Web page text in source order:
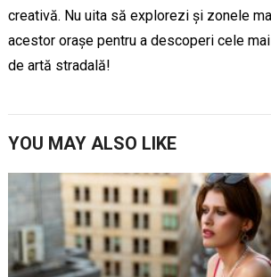
creativă. Nu uita să explorezi și zonele
acestor orașe pentru a descoperi cele
de artă stradală!
YOU MAY ALSO LIKE